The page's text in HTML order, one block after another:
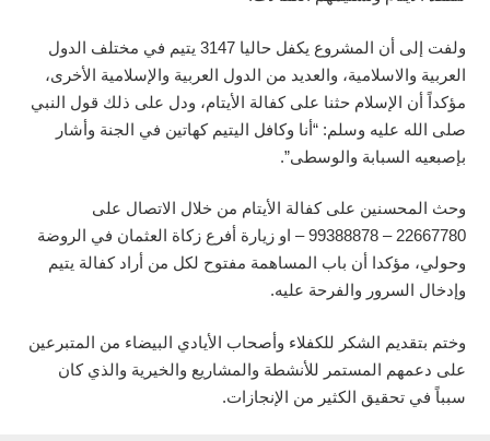
ولفت إلى أن المشروع يكفل حاليا 3147 يتيم في مختلف الدول
العربية والاسلامية، والعديد من الدول العربية والإسلامية الأخرى،
مؤكداً أن الإسلام حثنا على كفالة الأيتام، ودل على ذلك قول النبي
صلى الله عليه وسلم: “أنا وكافل اليتيم كهاتين في الجنة وأشار
بإصبعيه السبابة والوسطى”.
وحث المحسنين على كفالة الأيتام من خلال الاتصال على
22667780 – 99388878 – او زيارة أفرع زكاة العثمان في الروضة
وحولي، مؤكدا أن باب المساهمة مفتوح لكل من أراد كفالة يتيم
وإدخال السرور والفرحة عليه.
وختم بتقديم الشكر للكفلاء وأصحاب الأيادي البيضاء من المتبرعين
على دعمهم المستمر للأنشطة والمشاريع والخيرية والذي كان
سبباً في تحقيق الكثير من الإنجازات.